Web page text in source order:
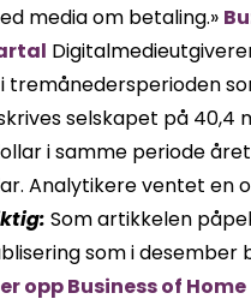
media om betaling.»
selskapet på 40,4
i samme periode
Analytikere ventet en
Som artikkelen
som i
opp Business of Home